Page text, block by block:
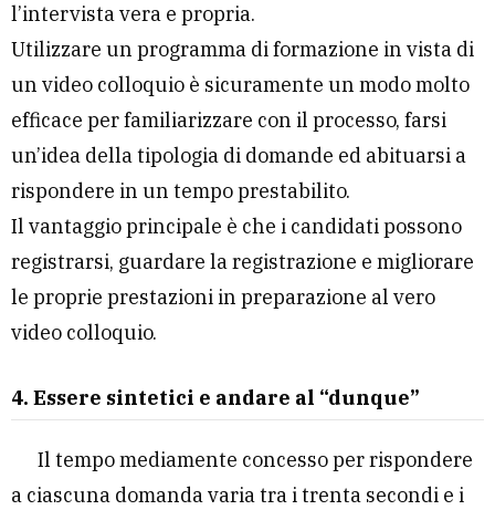
l’intervista vera e propria.
Utilizzare un programma di formazione in vista di
un video colloquio è sicuramente un modo molto
efficace per familiarizzare con il processo, farsi
un’idea della tipologia di domande ed abituarsi a
rispondere in un tempo prestabilito.
Il vantaggio principale è che i candidati possono
registrarsi, guardare la registrazione e migliorare
le proprie prestazioni in preparazione al vero
video colloquio.
4. Essere sintetici e andare al “dunque”
Il tempo mediamente concesso per rispondere
a ciascuna domanda varia tra i trenta secondi e i